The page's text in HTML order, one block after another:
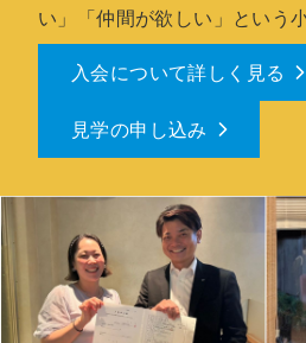
い」「仲間が欲しい」という
入会について詳しく見る
見学の申し込み